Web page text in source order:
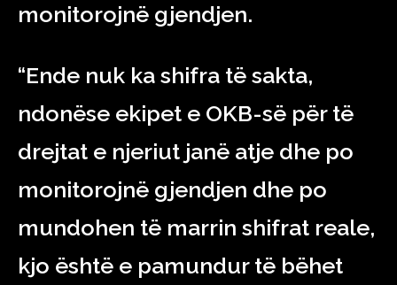
monitorojnë gjendjen.
“Ende nuk ka shifra të sakta,
ndonëse ekipet e OKB-së për të
drejtat e njeriut janë atje dhe po
monitorojnë gjendjen dhe po
mundohen të marrin shifrat reale,
kjo është e pamundur të bëhet